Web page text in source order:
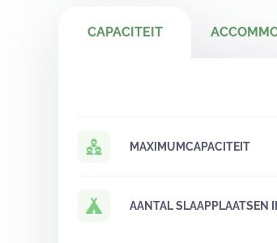
CAPACITEIT
MAXIMUMCAPACITEIT
AANTAL SLAAPPLAATSEN